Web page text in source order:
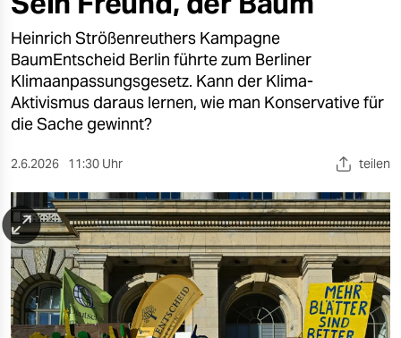
gesellschaft
kultur
sport
berlin
nord
wahrheit
verlag
verlag
veranstaltungen
Heinrich Strößenreuthers Kampagne
BaumEntscheid Berlin führte zum Berliner
Klimaanpassungsgesetz. Kann der Klima-
Aktivismus daraus lernen, wie man Konservative für
die Sache gewinnt?
2.6.2026 11:30 Uhr teilen